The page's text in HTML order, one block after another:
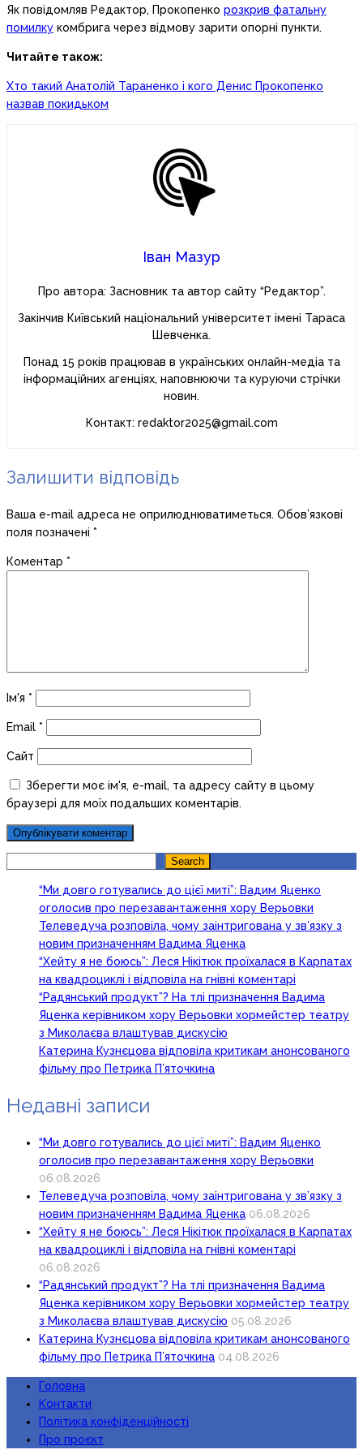
Як повідомляв Редактор, Прокопенко розкрив фатальну
помилку комбрига через відмову зарити опорні пункти.
Читайте також:
Хто такий Анатолій Тараненко і кого Денис Прокопенко
назвав покидьком
Іван Мазур
Про автора: Засновник та автор сайту “Редактор”.
Закінчив Київський національний університет імені Тараса
Шевченка.
Понад 15 років працював в українських онлайн-медіа та
інформаційних агенціях, наповнюючи та куруючи стрічки
новин.
Контакт: redaktor2025@gmail.com
Залишити відповідь
Ваша e-mail адреса не оприлюднюватиметься. Обов’язкові
поля позначені *
Коментар *
Ім'я *
Email *
Сайт
Зберегти моє ім'я, e-mail, та адресу сайту в цьому
браузері для моїх подальших коментарів.
Search
“Ми довго готувались до цієї миті”: Вадим Яценко
оголосив про перезавантаження хору Верьовки
Телеведуча розповіла, чому заінтригована у зв’язку з
новим призначенням Вадима Яценка
“Хейту я не боюсь”: Леся Нікітюк проїхалася в Карпатах
на квадроциклі і відповіла на гнівні коментарі
“Радянський продукт”? На тлі призначення Вадима
Яценка керівником хору Верьовки хормейстер театру
з Миколаєва влаштував дискусію
Катерина Кузнєцова відповіла критикам анонсованого
фільму про Петрика П’яточкина
Недавні записи
“Ми довго готувались до цієї миті”: Вадим Яценко
оголосив про перезавантаження хору Верьовки
06.08.2026
Телеведуча розповіла, чому заінтригована у зв’язку з
новим призначенням Вадима Яценка 06.08.2026
“Хейту я не боюсь”: Леся Нікітюк проїхалася в Карпатах
на квадроциклі і відповіла на гнівні коментарі
06.08.2026
“Радянський продукт”? На тлі призначення Вадима
Яценка керівником хору Верьовки хормейстер театру
з Миколаєва влаштував дискусію 05.08.2026
Катерина Кузнєцова відповіла критикам анонсованого
фільму про Петрика П’яточкина 04.08.2026
Головна
Контакти
Політика конфіденційності
Про проєкт